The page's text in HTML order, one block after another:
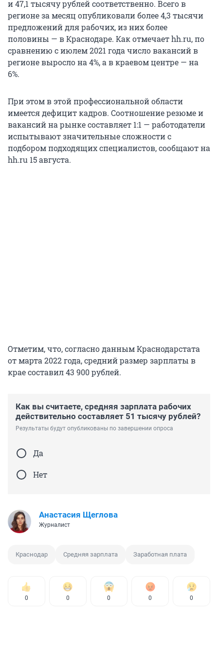
и 47,1 тысячу рублей соответственно. Всего в
регионе за месяц опубликовали более 4,3 тысячи
предложений для рабочих, из них более
половины — в Краснодаре. Как отмечает hh.ru, по
сравнению с июлем 2021 года число вакансий в
регионе выросло на 4%, а в краевом центре — на
6%.
При этом в этой профессиональной области
имеется дефицит кадров. Соотношение резюме и
вакансий на рынке составляет 1:1 — работодатели
испытывают значительные сложности с
подбором подходящих специалистов, сообщают на
hh.ru 15 августа.
Отметим, что, согласно данным Краснодарстата
от марта 2022 года, средний размер зарплаты в
крае составил 43 900 рублей.
Как вы считаете, средняя зарплата рабочих
действительно составляет 51 тысячу рублей?
Результаты будут опубликованы по завершении опроса
Да
Нет
Анастасия Щеглова
Журналист
Краснодар Средняя зарплата Заработная плата
0 0 0 0 0